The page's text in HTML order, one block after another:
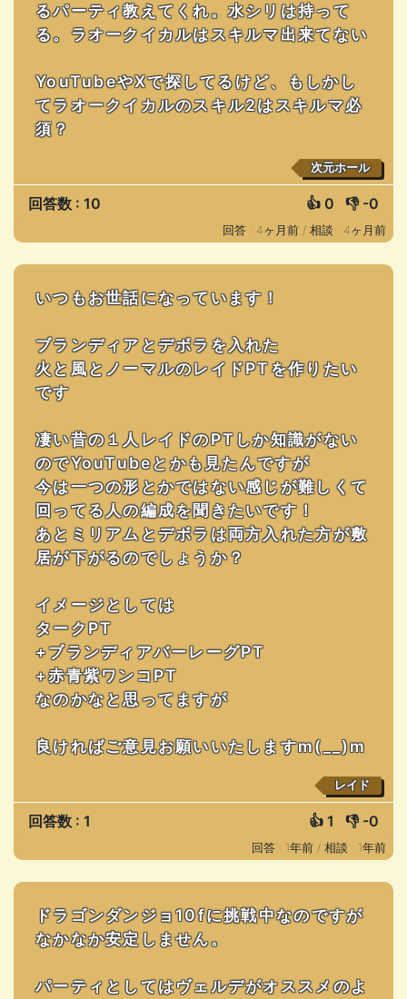
るパーティ教えてくれ。水シリは持って
る。ラオークイカルはスキルマ出来てない
YouTubeやXで探してるけど、もしかし
てラオークイカルのスキル2はスキルマ必
須？
次元ホール
回答数 : 10 👍 0 👎 -0
回答 : 4ヶ月前 / 相談 : 4ヶ月前
いつもお世話になっています！
ブランディアとデボラを入れた
火と風とノーマルのレイドPTを作りたい
です
凄い昔の１人レイドのPTしか知識がない
のでYouTubeとかも見たんですが
今は一つの形とかではない感じが難しくて
回ってる人の編成を聞きたいです！
あとミリアムとデボラは両方入れた方が敷
居が下がるのでしょうか？
イメージとしては
タークPT
+ブランディアバーレーグPT
+赤青紫ワンコPT
なのかなと思ってますが
良ければご意見お願いいたしますm(__)m
レイド
回答数 : 1 👍 1 👎 -0
回答 : 1年前 / 相談 : 1年前
ドラゴンダンジョ10fに挑戦中なのですが
なかなか安定しません。
パーティとしてはヴェルデがオススメのよ